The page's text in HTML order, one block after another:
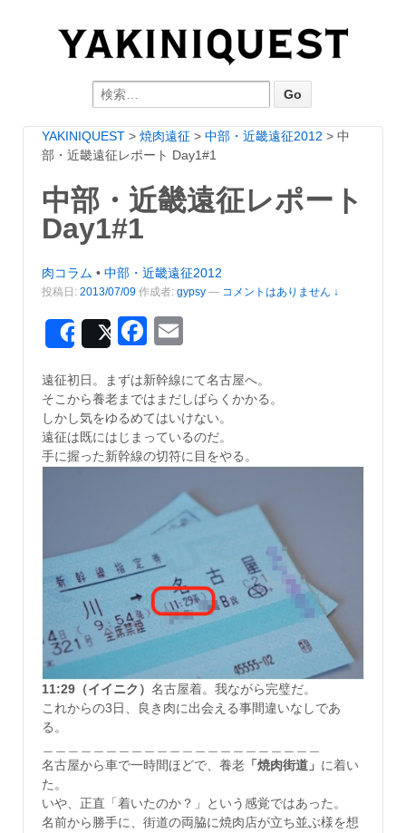
Search for:
YAKINIQUEST > 焼肉遠征 > 中部・近畿遠征2012 > 中
部・近畿遠征レポート Day1#1
中部・近畿遠征レポート
Day1#1
肉コラム • 中部・近畿遠征2012
投稿日: 2013/07/09 作成者: gypsy — コメントはありません ↓
SharePostFacebook
遠征初日。まずは新幹線にて名古屋へ。
そこから養老まではまだしばらくかかる。
しかし気をゆるめてはいけない。
遠征は既にはじまっているのだ。
手に握った新幹線の切符に目をやる。
11:29（イイニク） 名古屋着。我ながら完璧だ。
これからの3日、良き肉に出会える事間違いなしであ
る。
名古屋から車で一時間ほどで、養老 「焼肉街道」 に着い
た。
いや、正直「着いたのか？」という感覚ではあった。
名前から勝手に、街道の両脇に焼肉店が立ち並ぶ様を想